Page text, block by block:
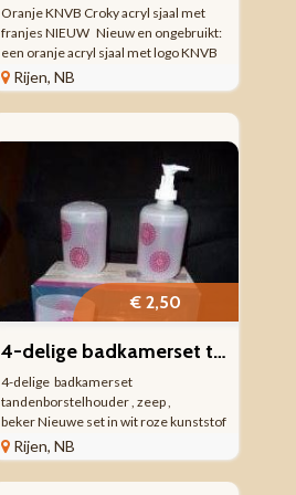
Oranje KNVB Croky acryl sjaal met
franjes NIEUW Nieuw en ongebruikt:
een oranje acryl sjaal met logo KNVB
en Croky . Aan de uiteinden zitten
franjes. Opdruk Hup Holland Hup.
Totale lengte ca 152 cm. Wij verkopen
Rijen, NB
€ 2,50
4-delige badkamerset tandenborstelhouder , zeep , beker
4-delige badkamerset
tandenborstelhouder , zeep ,
beker Nieuwe set in wit roze kunststof
: tandenborstelhouder, beker,
zeepbakje en pompje voor vloeibare
zeep.Originele verpakking. Nieuw en
Rijen, NB